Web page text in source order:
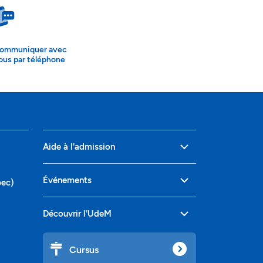
avec
par téléphone
Aide à l'admission
Événements
Découvrir l'UdeM
Cursus